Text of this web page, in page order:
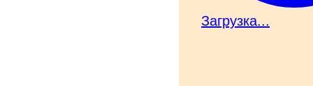
Загрузка...